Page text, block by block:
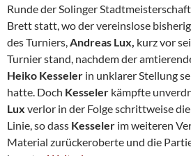
Runde der Solinger
Brett statt, wo der vereinslose
des Turniers,Andreas Lux, kurz vor
Turnier stand, nachdem der
Heiko Kesseler in unklarer Stellung
hatte. Doch Kesseler kämpfte
Lux verlor in der Folge schrittweise
Linie, so dass Kesseler im weiteren
Material zurückeroberte und die